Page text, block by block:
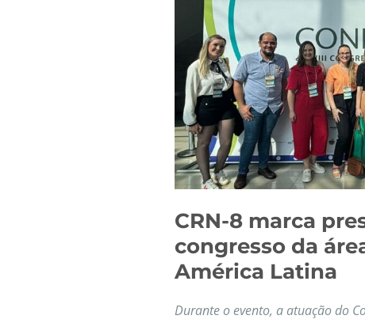
CRN-8 marca
congresso da
América Latina
Durante o evento, a atuação do